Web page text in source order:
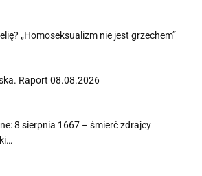
„Homoseksualizm nie jest grzechem”
Raport 08.08.2026
8 sierpnia 1667 – śmierć zdrajcy